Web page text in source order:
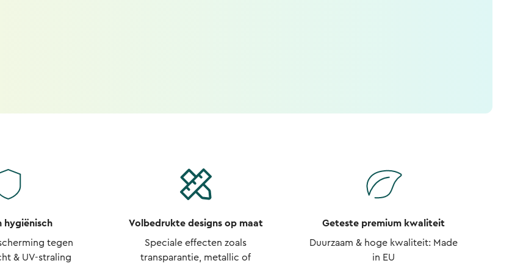
hygiënisch
tegen
& UV-straling
Volbedrukte designs op maat
Speciale effecten zoals
transparantie, metallic of
Geteste premium kwaliteit
Duurzaam & hoge kwaliteit: Made
in EU